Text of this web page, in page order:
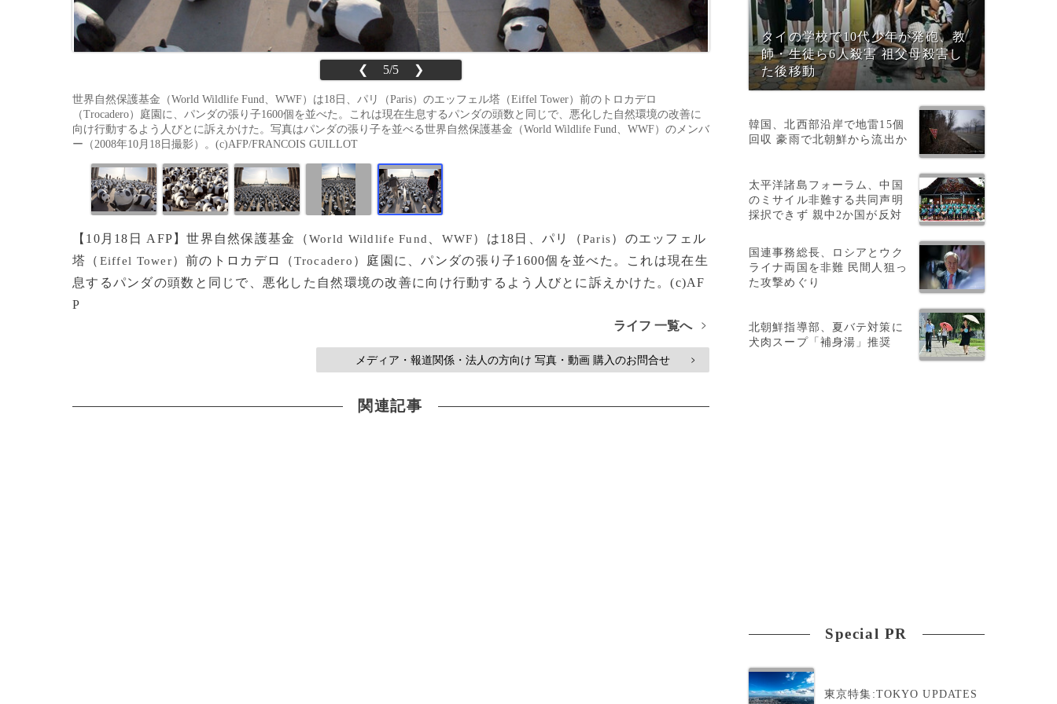
❮ 5/5 ❯
世界自然保護基金（World Wildlife Fund、WWF）は18日、パリ（Paris）のエッフェル塔（Eiffel Tower）前のトロカデロ
（Trocadero）庭園に、パンダの張り子1600個を並べた。これは現在生息するパンダの頭数と同じで、悪化した自然環境の改善に
向け行動するよう人びとに訴えかけた。写真はパンダの張り子を並べる世界自然保護基金（World Wildlife Fund、WWF）のメンバ
ー（2008年10月18日撮影）。(c)AFP/FRANCOIS GUILLOT
【10月18日 AFP】世界自然保護基金（World Wildlife Fund WWF）は18日、パリ（Paris）のエッフェル
塔（ Eiffel Tower）前のトロカデロ（Trocadero ）庭園に、パンダの張り子1600個を並べた。これは現在生
息するパンダの頭数と同じで、悪化した自然環境の改善に向け行動するよう人びとに訴えかけた。(c)AF
P
ライフ 一覧へ
>
メディア・報道関係・法人の方向け 写真・動画 購入のお問合せ >
関連記事
タイの学校で10代少年が発砲、教
師・生徒ら6人殺害 祖父母殺害し
た後移動
韓国、北西部沿岸で地雷15個
回収 豪雨で北朝鮮から流出か
太平洋諸島フォーラム、中国
のミサイル非難する共同声明
採択できず 親中2か国が反対
国連事務総長、ロシアとウク
ライナ両国を非難 民間人狙っ
た攻撃めぐり
北朝鮮指導部、夏バテ対策に
犬肉スープ「補身湯」推奨
Special PR
東京特集:TOKYO UPDATES